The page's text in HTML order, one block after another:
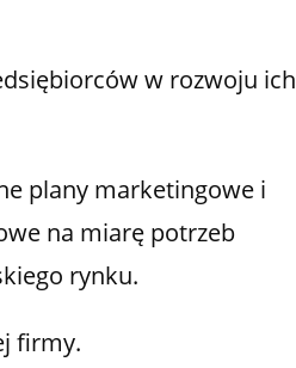
w rozwoju ich
plany marketingowe i
na miarę potrzeb
rynku.
firmy.